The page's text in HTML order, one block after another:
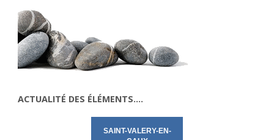
ACTUALITÉ DES ÉLÉMENTS….